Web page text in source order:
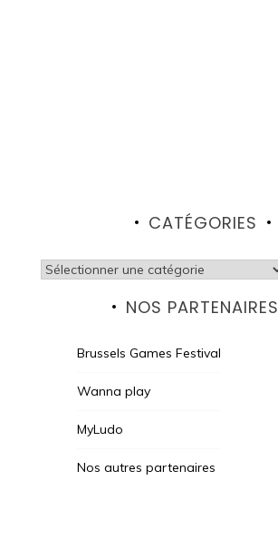
CATÉGORIES
Catégories
NOS PARTENAIRES
Brussels Games Festival
Wanna play
MyLudo
Nos autres partenaires